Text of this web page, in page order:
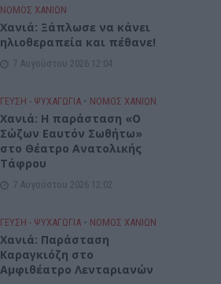
ΝΟΜΌΣ ΧΑΝΊΩΝ
Χανιά: Ξάπλωσε να κάνει
ηλιοθεραπεία και πέθανε!
7 Αυγούστου 2026 12:04
ΓΕΎΣΗ - ΨΥΧΑΓΩΓΊΑ • ΝΟΜΌΣ ΧΑΝΊΩΝ
Χανιά: Η παράσταση «Ο
Σώζων Εαυτόν Σωθήτω»
στο Θέατρο Ανατολικής
Τάφρου
7 Αυγούστου 2026 12:02
ΓΕΎΣΗ - ΨΥΧΑΓΩΓΊΑ • ΝΟΜΌΣ ΧΑΝΊΩΝ
Xανιά: Παράσταση
Καραγκιόζη στο
Αμφιθέατρο Λενταριανών